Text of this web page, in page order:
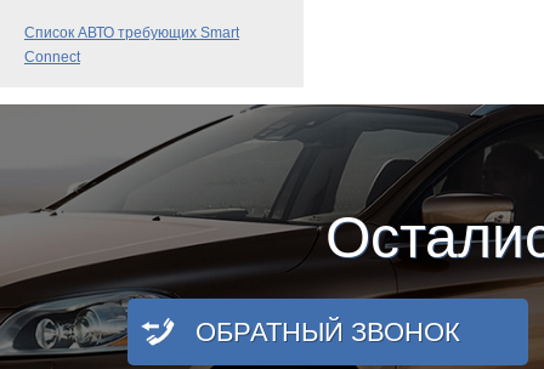
Список АВТО требующих Smart
Connect
ОБРАТНЫЙ ЗВОНОК